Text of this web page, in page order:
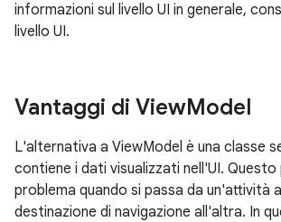
informazioni sul livello UI in generale,
livello UI.
Vantaggi di ViewModel
L'alternativa a ViewModel è una classe
contiene i dati visualizzati nell'UI. Questo
problema quando si passa da un'attività
destinazione di navigazione all'altra. In